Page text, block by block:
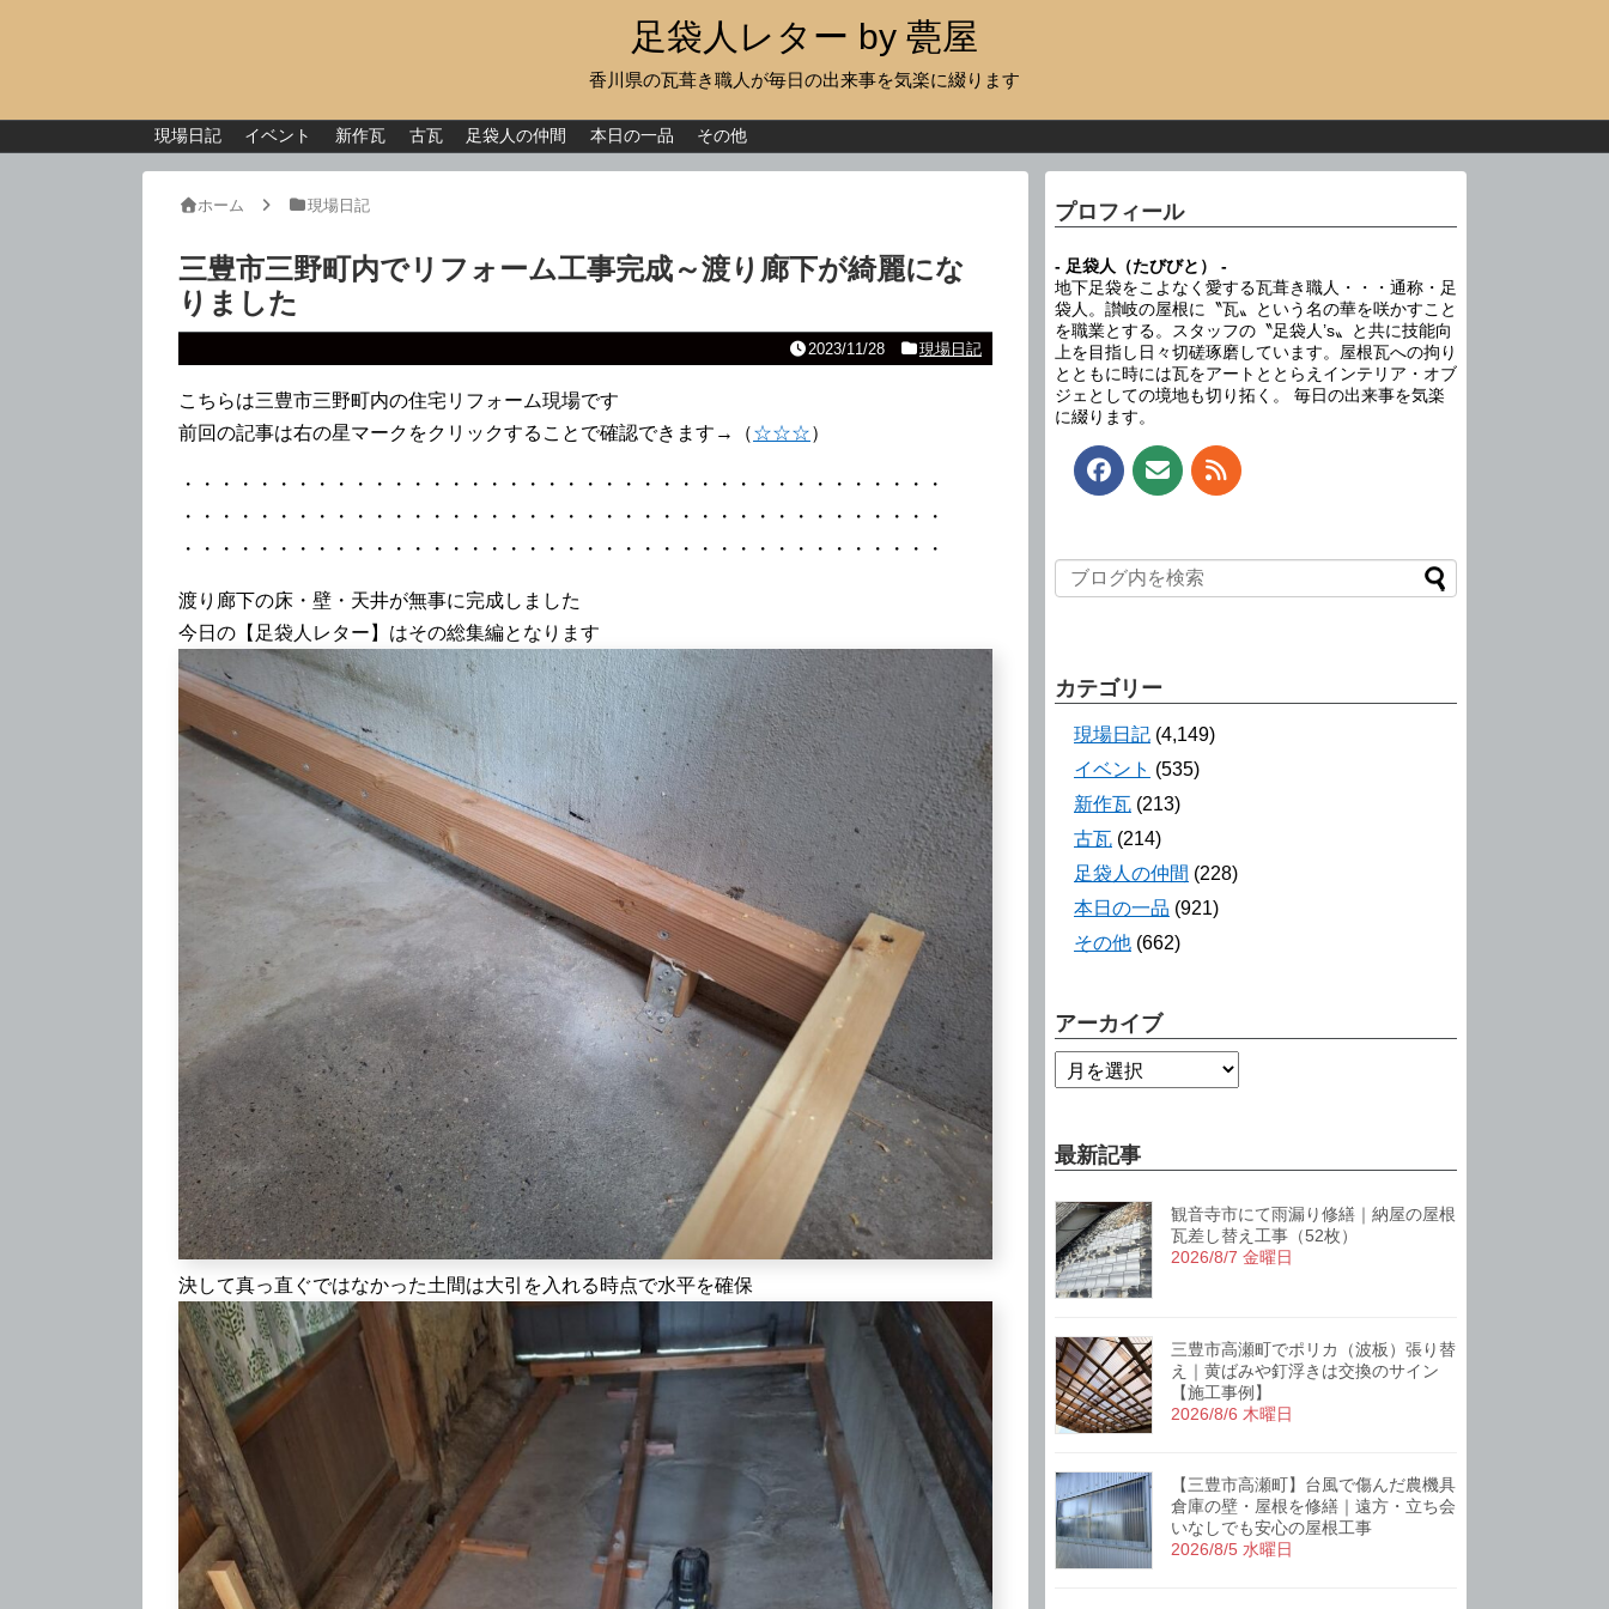
足袋人レター by 甍屋
香川県の瓦葺き職人が毎日の出来事を気楽に綴ります
現場日記 イベント 新作瓦 古瓦 足袋人の仲間 本日の一品 その他
ホーム 現場日記
三豊市三野町内でリフォーム工事完成～渡り廊下が綺麗にな
りました
2023/11/28 現場日記
こちらは三豊市三野町内の住宅リフォーム現場です
前回の記事は右の星マークをクリックすることで確認できます→（☆☆☆）
・・・・・・・・・・・・・・・・・・・・・・・・・・・・・・・・・・・・・・・・
・・・・・・・・・・・・・・・・・・・・・・・・・・・・・・・・・・・・・・・・
・・・・・・・・・・・・・・・・・・・・・・・・・・・・・・・・・・・・・・・・
渡り廊下の床・壁・天井が無事に完成しました
今日の【足袋人レター】はその総集編となります
決して真っ直ぐではなかった土間は大引を入れる時点で水平を確保
プロフィール
- 足袋人（たびびと） -
地下足袋をこよなく愛する瓦葺き職人・・・通称・足
袋人。讃岐の屋根に〝瓦〟という名の華を咲かすこと
を職業とする。スタッフの〝足袋人’s〟と共に技能向
上を目指し日々切磋琢磨しています。屋根瓦への拘り
とともに時には瓦をアートととらえインテリア・オブ
ジェとしての境地も切り拓く。 毎日の出来事を気楽
に綴ります。
カテゴリー
現場日記 (4,149)
イベント (535)
新作瓦 (213)
古瓦 (214)
足袋人の仲間 (228)
本日の一品 (921)
その他 (662)
アーカイブ
最新記事
観音寺市にて雨漏り修繕｜納屋の屋根
瓦差し替え工事（52枚）
2026/8/7 金曜日
三豊市高瀬町でポリカ（波板）張り替
え｜黄ばみや釘浮きは交換のサイン
【施工事例】
2026/8/6 木曜日
【三豊市高瀬町】台風で傷んだ農機具
倉庫の壁・屋根を修繕｜遠方・立ち会
いなしでも安心の屋根工事
2026/8/5 水曜日
現場日記
イベント
足袋人の仲間
本日の一品
その他